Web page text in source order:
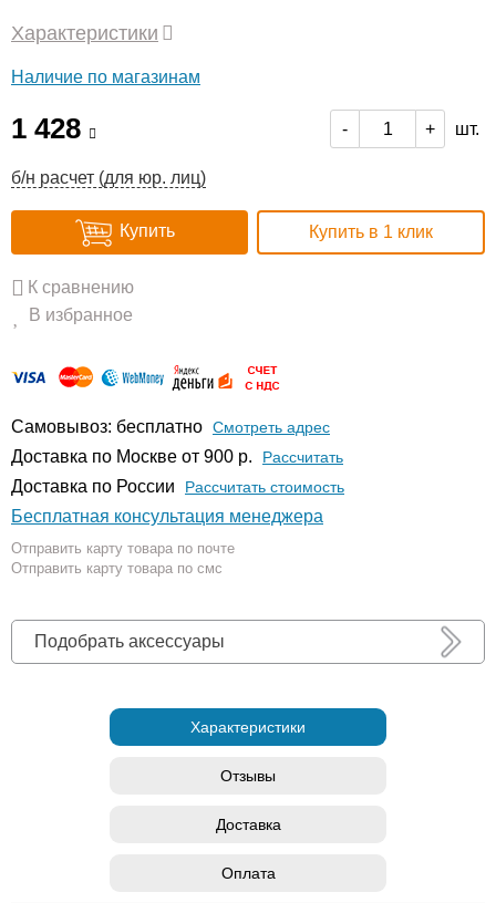
Характеристики
Наличие по магазинам
1 428 - + шт.
б/н расчет (для юр. лиц)
Купить Купить в 1 клик
К сравнению
В избранное
Самовывоз: бесплатно Смотреть адрес
Доставка по Москве от 900 р. Расcчитать
Доставка по России Рассчитать стоимость
Бесплатная консультация менеджера
Отправить карту товара по почте
Отправить карту товара по смс
Подобрать аксессуары
Характеристики
Отзывы
Доставка
Оплата